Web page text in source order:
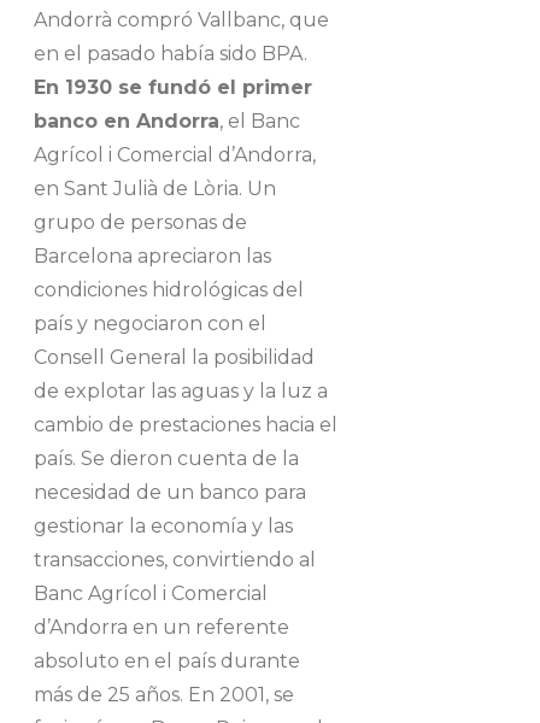
Andorrà compró Vallbanc, que
en el pasado había sido BPA.
En 1930 se fundó el primer
banco en Andorra, el Banc
Agrícol i Comercial d’Andorra,
en Sant Julià de Lòria. Un
grupo de personas de
Barcelona apreciaron las
condiciones hidrológicas del
país y negociaron con el
Consell General la posibilidad
de explotar las aguas y la luz a
cambio de prestaciones hacia el
país. Se dieron cuenta de la
necesidad de un banco para
gestionar la economía y las
transacciones, convirtiendo al
Banc Agrícol i Comercial
d’Andorra en un referente
absoluto en el país durante
más de 25 años. En 2001, se